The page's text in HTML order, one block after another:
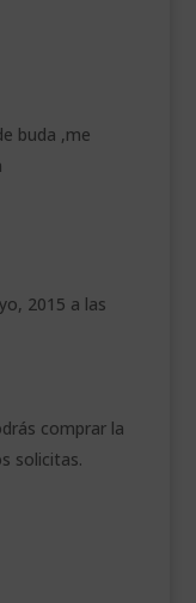
buda ,me
2015 a las
comprar la
solicitas.